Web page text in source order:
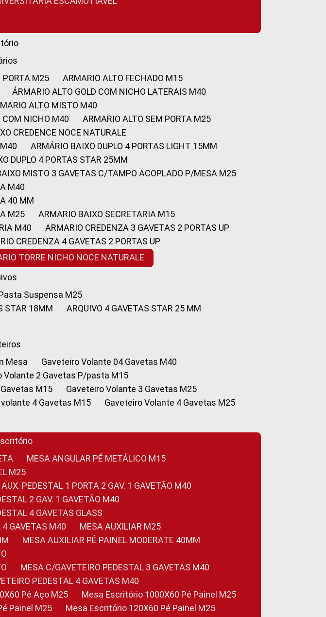
PORTA M25
ARMARIO ALTO FECHADO M15
ÁRMARIO ALTO GOLD COM NICHO LATERAIS M40
ALTO MISTO M40
COM NICHO M40
ARMARIO ALTO SEM PORTA M25
CREDENCE NOCE NATURALE
ARMÁRIO BAIXO DUPLO 4 PORTAS LIGHT 15MM
DUPLO 4 PORTAS STAR 25MM
MISTO 3 GAVETAS C/TAMPO ACOPLADO P/MESA M25
M40
40 MM
M25
ARMARIO BAIXO SECRETARIA M15
M40
ARMARIO CREDENZA 3 GAVETAS 2 PORTAS UP
CREDENZA 4 GAVETAS 2 PORTAS UP
TORRE NICHO NOCE NATURALE
Suspensa M25
STAR 18MM
ARQUIVO 4 GAVETAS STAR 25 MM
Mesa
Gaveteiro Volante 04 Gavetas M40
Volante 2 Gavetas P/pasta M15
Gavetas M15
Gaveteiro Volante 3 Gavetas M25
volante 4 Gavetas M15
Gaveteiro Volante 4 Gavetas M25
MESA ANGULAR PÉ METÁLICO M15
M25
AUX. PEDESTAL 1 PORTA 2 GAV. 1 GAVETÃO M40
2 GAV. 1 GAVETÃO M40
4 GAVETAS GLASS
4 GAVETAS M40
MESA AUXILIAR M25
MESA AUXILIAR PÉ PAINEL MODERATE 40MM
MESA C/GAVETEIRO PEDESTAL 3 GAVETAS M40
PEDESTAL 4 GAVETAS M40
Pé Aço M25
Mesa Escritório 1000X60 Pé Painel M25
Painel M25
Mesa Escritório 120X60 Pé Painel M25